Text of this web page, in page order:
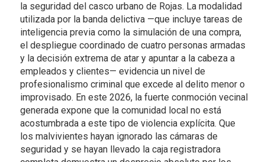
la seguridad del casco urbano de Rojas. La modalidad
utilizada por la banda delictiva —que incluye tareas de
inteligencia previa como la simulación de una compra,
el despliegue coordinado de cuatro personas armadas
y la decisión extrema de atar y apuntar a la cabeza a
empleados y clientes— evidencia un nivel de
profesionalismo criminal que excede al delito menor o
improvisado. En este 2026, la fuerte conmoción vecinal
generada expone que la comunidad local no está
acostumbrada a este tipo de violencia explícita. Que
los malvivientes hayan ignorado las cámaras de
seguridad y se hayan llevado la caja registradora